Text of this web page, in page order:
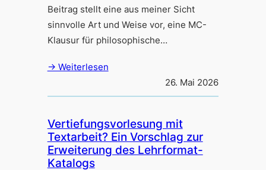
Beitrag stellt eine aus meiner Sicht
sinnvolle Art und Weise vor, eine MC-
Klausur für philosophische…
→ Weiterlesen
26. Mai 2026
Vertiefungsvorlesung mit
Textarbeit? Ein Vorschlag zur
Erweiterung des Lehrformat-
Katalogs